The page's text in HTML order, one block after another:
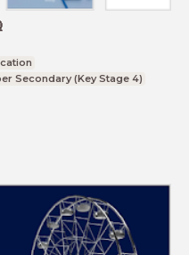
Secondary (Key Stage 4)